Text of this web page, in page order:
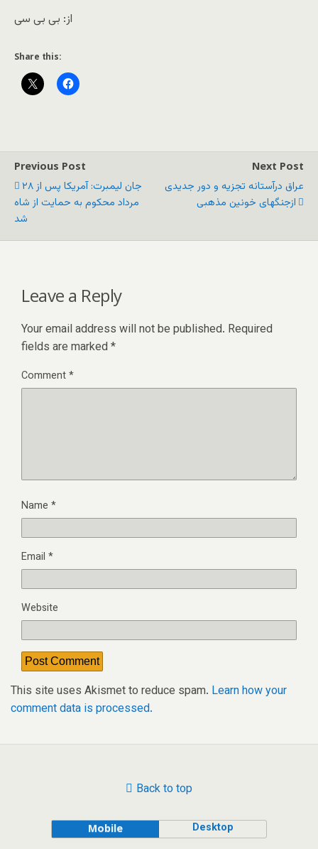
از: بی بی سی
Share this:
Previous Post
جان لیمبرت: آمریکا پس از ۲۸
مرداد محکوم به حمایت از شاه
شد
Next Post
عراق درآستانه تجزیه و دور جدیدی
ازجنگهای خونین مذهبی
Leave a Reply
Your email address will not be published. Required
fields are marked *
Comment*
Name *
Email *
Website
This site uses Akismet to reduce spam. Learn how your
comment data is processed.
Back to top
Mobile Desktop